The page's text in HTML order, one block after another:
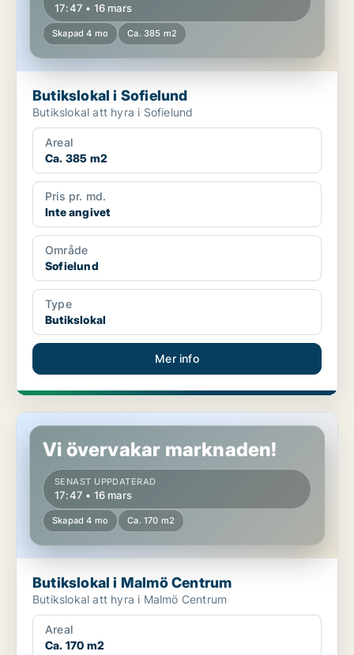
17:47 • 16 mars
Skapad 4 mo Ca. 385 m2
Butikslokal i Sofielund
Butikslokal att hyra i Sofielund
Areal
Ca. 385 m2
Pris pr. md.
Inte angivet
Område
Sofielund
Type
Butikslokal
Mer info
Butikslokal i Malmö Centrum
Vi övervakar marknaden!
SENAST UPPDATERAD
17:47 • 16 mars
Skapad 4 mo Ca. 170 m2
Butikslokal i Malmö Centrum
Butikslokal att hyra i Malmö Centrum
Areal
Ca. 170 m2